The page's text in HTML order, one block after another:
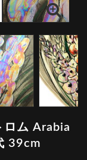
ロム Arabia
39cm